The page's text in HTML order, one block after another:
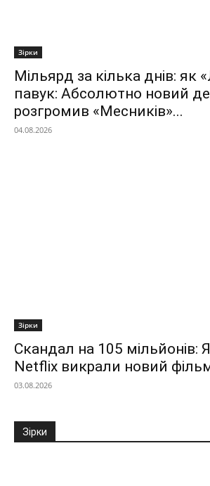
Зірки
Мільярд за кілька днів: як
павук: Абсолютно новий
розгромив «Месників»...
04.08.2026
Зірки
Скандал на 105 мільйонів:
Netflix викрали новий
03.08.2026
Зірки